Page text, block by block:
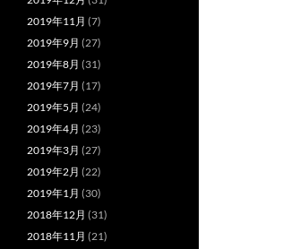
2019年11月 (7)
2019年9月 (27)
2019年8月 (31)
2019年7月 (17)
2019年5月 (24)
2019年4月 (23)
2019年3月 (27)
2019年2月 (22)
2019年1月 (30)
2018年12月 (31)
2018年11月 (21)